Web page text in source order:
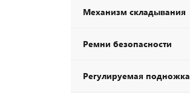
Механизм складывания
Ремни безопасности
Регулируемая подножка